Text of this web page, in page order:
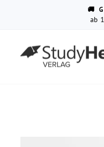
Zum Inhalt springen
Barrierefreiheits- 🚚
ab